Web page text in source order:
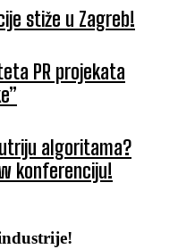
stiže u Zagreb!
PR projekata
algoritama?
konferenciju!